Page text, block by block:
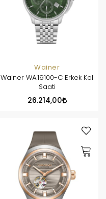
Wainer
Wainer WA.19100-C Erkek Kol
Saati
26.214,00